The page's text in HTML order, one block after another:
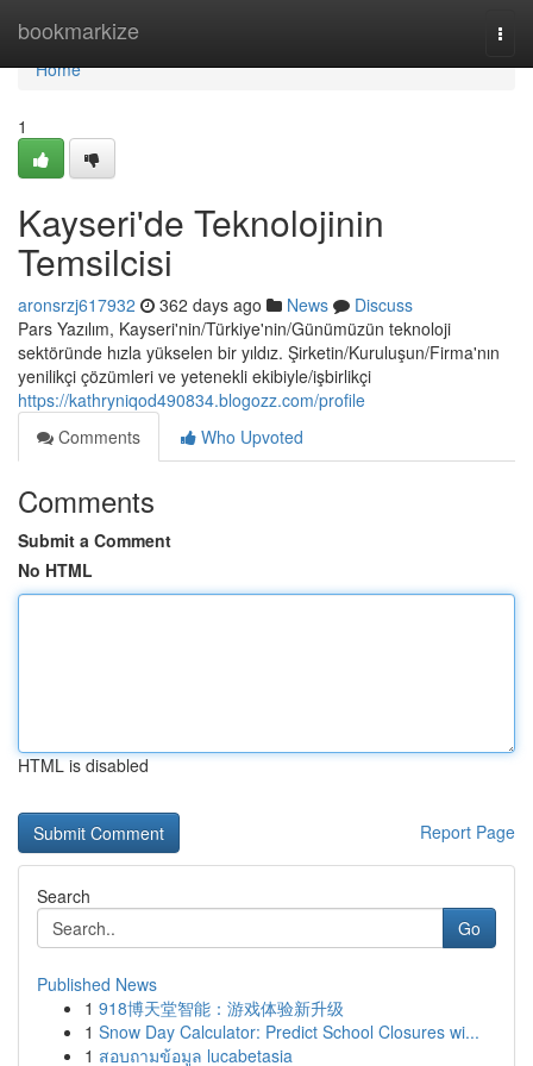
bookmarkize
Home
Home
1
Kayseri'de Teknolojinin
Temsilcisi
aronsrzj617932 362 days ago News
Discuss
Pars Yazılım, Kayseri'nin/Türkiye'nin/Günümüzün teknoloji
sektöründe hızla yükselen bir yıldız. Şirketin/Kuruluşun/Firma'nın
yenilikçi çözümleri ve yetenekli ekibiyle/işbirlikçi
https://kathryniqod490834.blogozz.com/profile
Comments
Who Upvoted
Comments
Submit a Comment
No HTML
HTML is disabled
Report Page
Search
Go
Published News
1 918博天堂智能：游戏体验新升级
1 Snow Day Calculator: Predict School Closures wi...
1 สอบถามข้อมูล lucabetasia